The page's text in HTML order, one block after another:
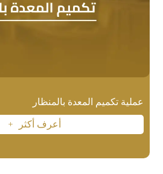
عملية تكميم المعدة بالمنظار
أعرف أكثر L